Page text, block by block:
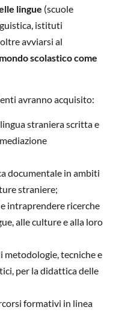
lingue (scuole
istituti
avviarsi al
scolastico come
avranno acquisito:
straniera scritta e
documentale in ambiti
straniere;
intraprendere ricerche
alle culture e alla loro
metodologie, tecniche e
per la didattica delle
formativi in linea